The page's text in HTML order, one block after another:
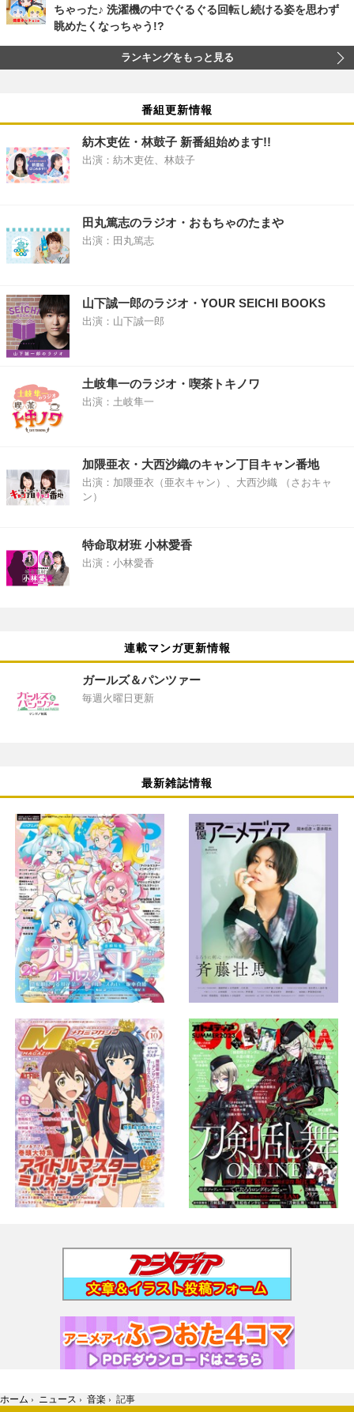
ちゃった♪ 洗濯機の中でぐるぐる回転し続ける姿を思わず
眺めたくなっちゃう!?
ランキングをもっと見る
番組更新情報
紡木吏佐・林鼓子 新番組始めます!!
出演：紡木吏佐、林鼓子
田丸篤志のラジオ・おもちゃのたまや
出演：田丸篤志
山下誠一郎のラジオ・YOUR SEICHI BOOKS
出演：山下誠一郎
土岐隼一のラジオ・喫茶トキノワ
出演：土岐隼一
加隈亜衣・大西沙織のキャン丁目キャン番地
出演：加隈亜衣（亜衣キャン）、大西沙織 （さおキャ
ン）
特命取材班 小林愛香
出演：小林愛香
連載マンガ更新情報
ガールズ＆パンツァー
毎週火曜日更新
最新雑誌情報
ホーム › ニュース › 音楽 › 記事